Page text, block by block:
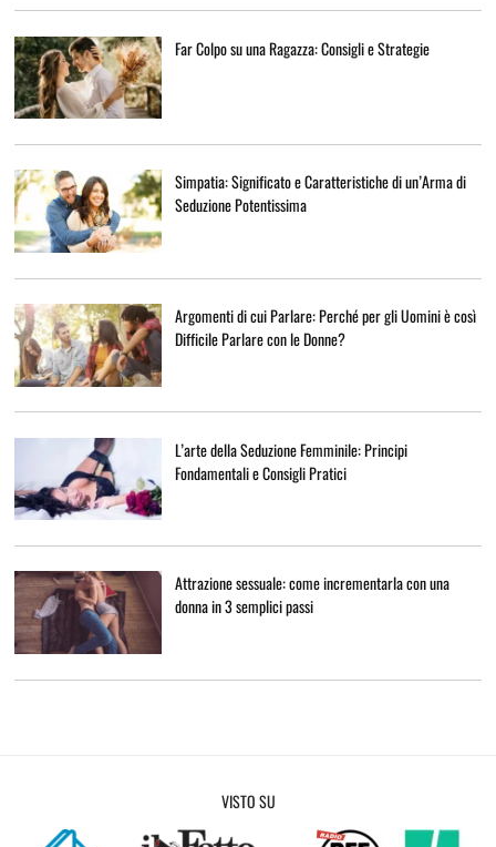
Far Colpo su una Ragazza: Consigli e Strategie
Simpatia: Significato e Caratteristiche di un’Arma di
Seduzione Potentissima
Argomenti di cui Parlare: Perché per gli Uomini è così
Difficile Parlare con le Donne?
L’arte della Seduzione Femminile: Principi
Fondamentali e Consigli Pratici
Attrazione sessuale: come incrementarla con una
donna in 3 semplici passi
VISTO SU